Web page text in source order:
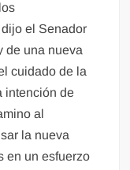
el Senador
de una nueva
cuidado de la
intención de
al
la nueva
en un esfuerzo